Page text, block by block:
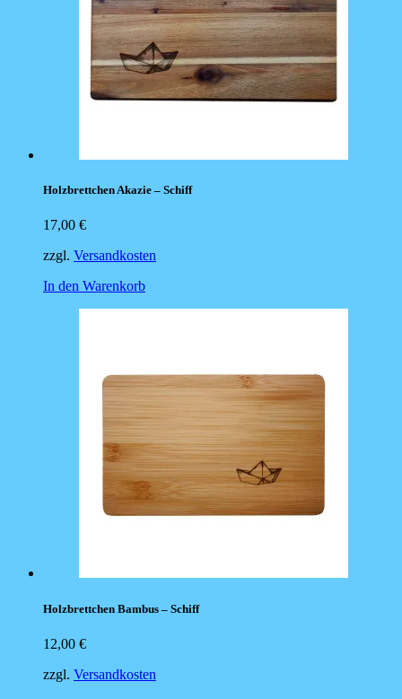
Holzbrettchen Akazie – Schiff
17,00 €
zzgl. Versandkosten
In den Warenkorb
Holzbrettchen Bambus – Schiff
12,00 €
zzgl. Versandkosten